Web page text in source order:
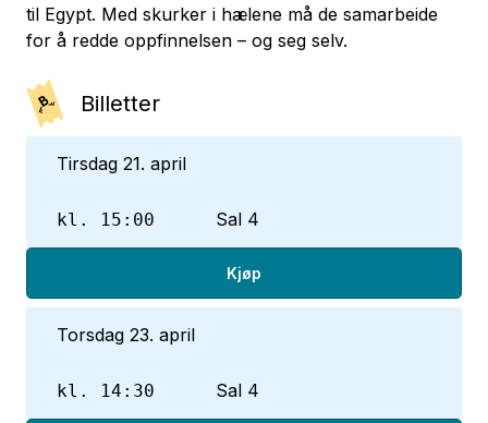
til Egypt. Med skurker i hælene må de samarbeide
for å redde oppfinnelsen – og seg selv.
Billetter
Tirsdag 21. april
kl. 15:00 Sal 4
Kjøp
Torsdag 23. april
kl. 14:30 Sal 4